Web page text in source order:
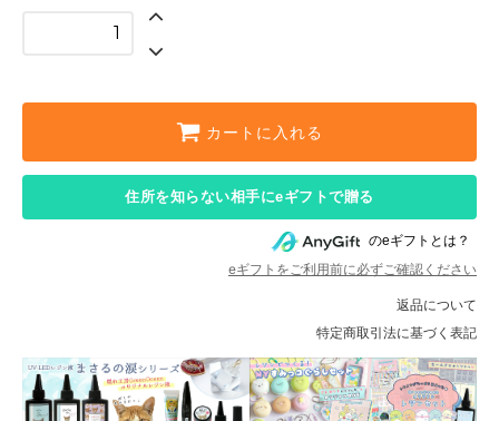
カートに入れる
住所を知らない相手にeギフトで贈る
のeギフトとは？
eギフトをご利用前に必ずご確認ください
返品について
特定商取引法に基づく表記